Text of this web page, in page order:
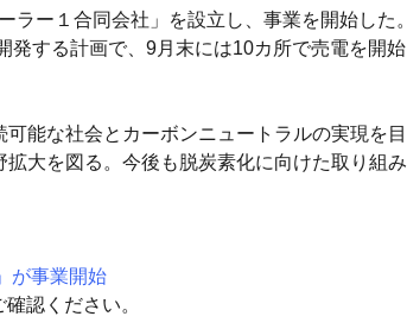
ー１合同会社」を設立し、事業を開始した
する計画で、9月末には10カ所で売電を開
能な社会とカーボンニュートラルの実現を
大を図る。今後も脱炭素化に向けた取り組
が事業開始
認ください。